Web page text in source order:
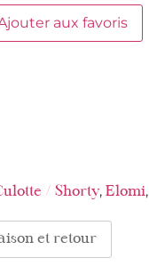
aux favoris
/ Shorty, Elomi,
et retour